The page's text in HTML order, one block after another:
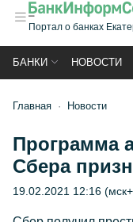
Портал о банках
БАНКИ НОВОСТИ
Главная Новости
Программа
Сбера
19.02.2021 12:16